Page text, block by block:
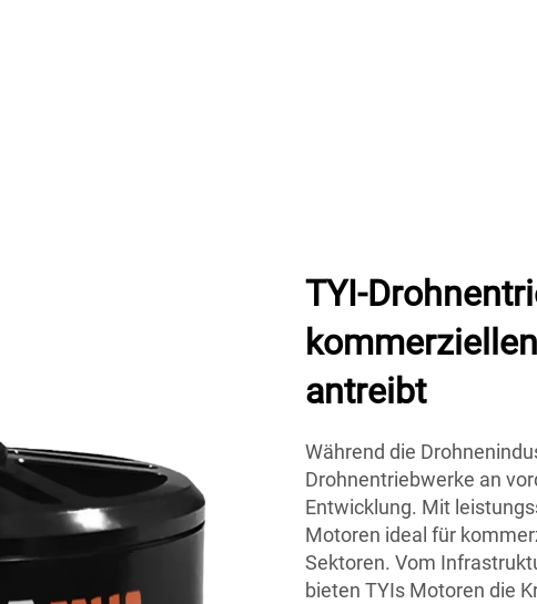
TYI-
antreibt
Während die
Drohnentriebwerke an
Entwicklung. Mit
Motoren ideal für
Sektoren. Vom
bieten TYIs Motoren die